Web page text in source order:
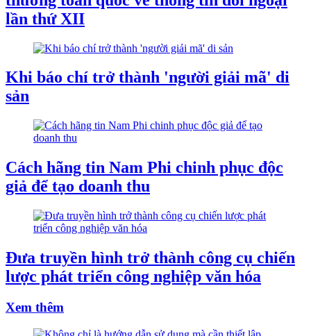
lần thứ XII
Khi báo chí trở thành 'người giải mã' di
sản
Cách hãng tin Nam Phi chinh phục độc
giả để tạo doanh thu
Đưa truyền hình trở thành công cụ chiến
lược phát triển công nghiệp văn hóa
Xem thêm